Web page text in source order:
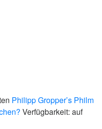
Philipp Gropper’s Philm
Verfügbarkeit: auf